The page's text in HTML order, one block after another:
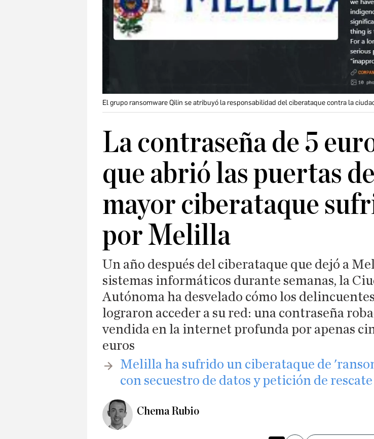
El grupo ransomware Qilin se atribuyó la responsabilidad del ciberataque contra la
La contraseña de 5
que abrió las puertas
mayor ciberataque
por Melilla
Un año después del ciberataque que dejó a
sistemas informáticos durante semanas, la
Autónoma ha desvelado cómo los delincuentes
lograron acceder a su red: una contraseña
vendida en la internet profunda por apenas
euros
Melilla ha sufrido un ciberataque de
con secuestro de datos y petición de rescate
Chema Rubio